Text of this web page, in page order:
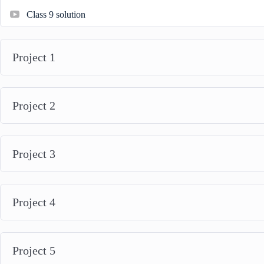
Class 9 solution
Project 1
Project 2
Project 3
Project 4
Project 5